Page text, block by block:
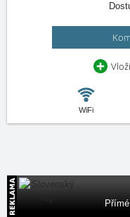
WiFi